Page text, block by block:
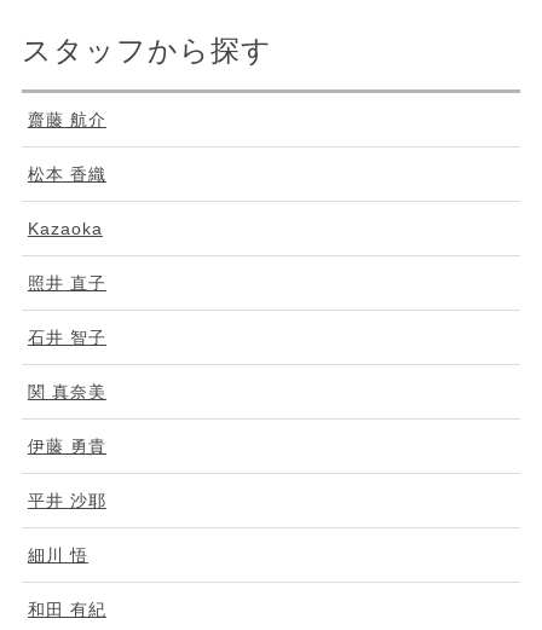
スタッフから探す
齋藤 航介
松本 香織
Kazaoka
照井 直子
石井 智子
関 真奈美
伊藤 勇貴
平井 沙耶
細川 悟
和田 有紀